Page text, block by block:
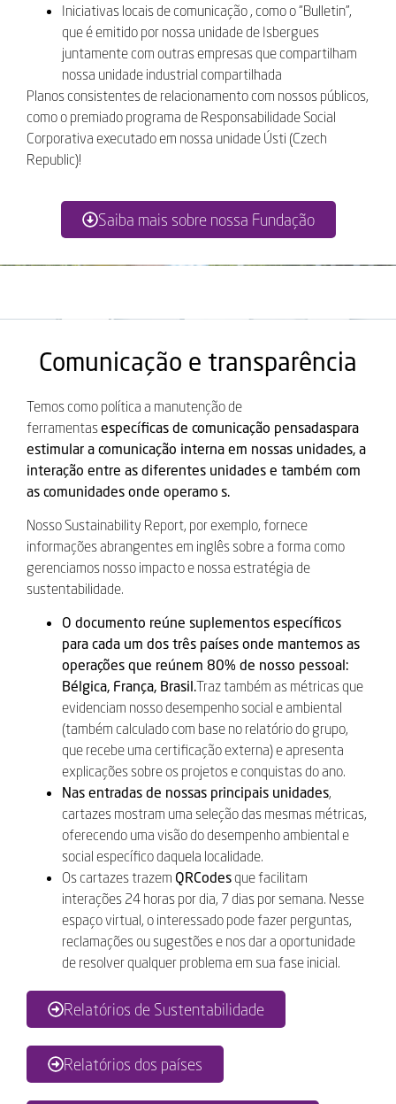
Iniciativas locais de comunicação , como o “Bulletin”,
que é emitido por nossa unidade de Isbergues
juntamente com outras empresas que compartilham
nossa unidade industrial compartilhada
Planos consistentes de relacionamento com nossos públicos,
como o premiado programa de Responsabilidade Social
Corporativa executado em nossa unidade Ústi (Czech
Republic)!
Saiba mais sobre nossa Fundação
Comunicação e transparência
Temos como política a manutenção de
ferramentasespecíficas de comunicação pensadaspara
estimular a comunicação interna em nossas unidades, a
interação entre as diferentes unidades e também com
as comunidades onde operamo s.
Nosso Sustainability Report, por exemplo, fornece
informações abrangentes em inglês sobre a forma como
gerenciamos nosso impacto e nossa estratégia de
sustentabilidade.
O documento reúne suplementos específicos
para cada um dos três países onde mantemos as
operações que reúnem 80% de nosso pessoal:
Bélgica, França, Brasil.Traz também as métricas que
evidenciam nosso desempenho social e ambiental
(também calculado com base no relatório do grupo,
que recebe uma certificação externa) e apresenta
explicações sobre os projetos e conquistas do ano.
Nas entradas de nossas principais unidades,
cartazes mostram uma seleção das mesmas métricas,
oferecendo uma visão do desempenho ambiental e
social específico daquela localidade.
Os cartazes trazem QRCodesque facilitam
interações 24 horas por dia, 7 dias por semana. Nesse
espaço virtual, o interessado pode fazer perguntas,
reclamações ou sugestões e nos dar a oportunidade
de resolver qualquer problema em sua fase inicial.
Relatórios de Sustentabilidade
Relatórios dos países